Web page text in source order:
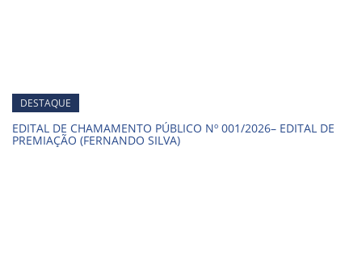
DESTAQUE
EDITAL DE CHAMAMENTO PÚBLICO Nº 001/2026– EDITAL DE
PREMIAÇÃO (FERNANDO SILVA)